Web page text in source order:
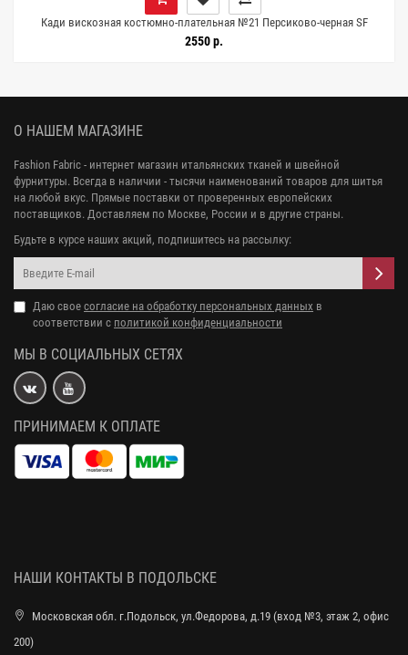
Кади вискозная костюмно-плательная №21 Персиково-черная SF
H21/13 G70 1072603
2550 р.
О НАШЕМ МАГАЗИНЕ
Fashion Fabric - интернет магазин итальянских тканей и швейной
фурнитуры. Всегда в наличии - тысячи наименований товаров для шитья
на любой вкус. Прямые поставки от проверенных европейских
поставщиков. Доставляем по Москве, России и в другие страны.
Будьте в курсе наших акций, подпишитесь на рассылку:
Даю свое согласие на обработку персональных данных в
соответствии с политикой конфиденциальности
МЫ В СОЦИАЛЬНЫХ СЕТЯХ
ПРИНИМАЕМ К ОПЛАТЕ
НАШИ КОНТАКТЫ В ПОДОЛЬСКЕ
Московская обл. г.Подольск, ул.Федорова, д.19 (вход №3, этаж 2, офис
200)